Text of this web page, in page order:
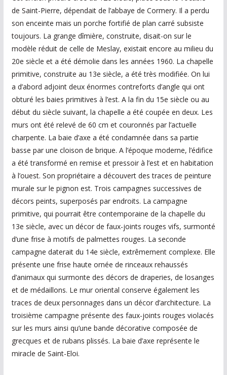
de Saint-Pierre, dépendait de l’abbaye de Cormery. Il a perdu
son enceinte mais un porche fortifié de plan carré subsiste
toujours. La grange dîmière, construite, disait-on sur le
modèle réduit de celle de Meslay, existait encore au milieu du
20e siècle et a été démolie dans les années 1960. La chapelle
primitive, construite au 13e siècle, a été très modifiée. On lui
a d’abord adjoint deux énormes contreforts d’angle qui ont
obturé les baies primitives à l’est. A la fin du 15e siècle ou au
début du siècle suivant, la chapelle a été coupée en deux. Les
murs ont été relevé de 60 cm et couronnés par l’actuelle
charpente. La baie d’axe a été condamnée dans sa partie
basse par une cloison de brique. A l’époque moderne, l’édifice
a été transformé en remise et pressoir à l’est et en habitation
à l’ouest. Son propriétaire a découvert des traces de peinture
murale sur le pignon est. Trois campagnes successives de
décors peints, superposés par endroits. La campagne
primitive, qui pourrait être contemporaine de la chapelle du
13e siècle, avec un décor de faux-joints rouges vifs, surmonté
d’une frise à motifs de palmettes rouges. La seconde
campagne daterait du 14e siècle, extrêmement complexe. Elle
présente une frise haute ornée de rinceaux rehaussés
d’animaux qui surmonte des décors de draperies, de losanges
et de médaillons. Le mur oriental conserve également les
traces de deux personnages dans un décor d’architecture. La
troisième campagne présente des faux-joints rouges violacés
sur les murs ainsi qu’une bande décorative composée de
grecques et de rubans plissés. La baie d’axe représente le
miracle de Saint-Eloi.